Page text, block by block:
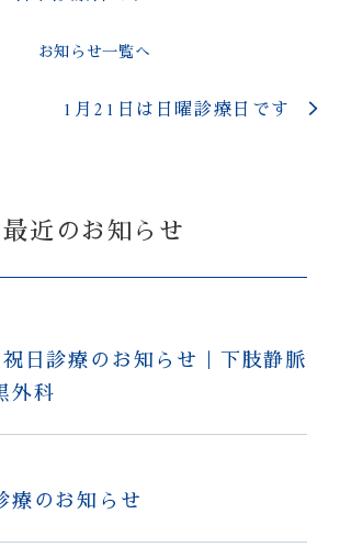
お知らせ一覧へ
1月21日は日曜診療日です
最近のお知らせ
日診療のお知らせ｜下肢静脈
外科
療のお知らせ